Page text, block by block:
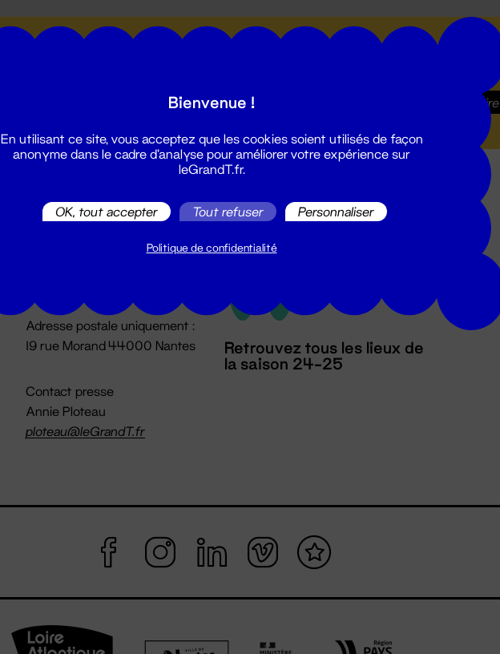
S'inscrire
02 51 88 25 25
billetterie@leGrandT.fr
Du lundi au vendredi 14h → 18h
Adresse postale uniquement :
19 rue Morand 44000 Nantes
Contact presse
Annie Ploteau
ploteau@leGrandT.fr
Retrouvez tous les lieux de
la saison 24-25
Bienvenue !
En utilisant ce site, vous acceptez que les cookies soient utilisés de façon
anonyme dans le cadre d'analyse pour améliorer votre expérience sur
leGrandT.fr.
OK, tout accepter Tout refuser Personnaliser
Politique de confidentialité